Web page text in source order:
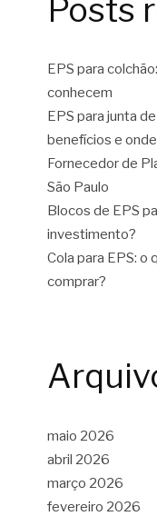
Posts
EPS para
conhecem
EPS para junta
benefícios e
Fornecedor de
São Paulo
Blocos de EPS
investimento?
Cola para EPS: o
comprar?
maio 2026
abril 2026
março 2026
fevereiro 2026